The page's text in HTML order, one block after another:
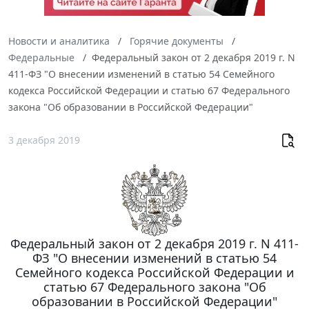
Новости и аналитика
Горячие документы
Федеральные
Федеральный закон от 2 декабря 2019 г. N
411-ФЗ "О внесении изменений в статью 54 Семейного
кодекса Российской Федерации и статью 67 Федерального
закона "Об образовании в Российской Федерации"
3 декабря 2019
Федеральный закон от 2 декабря 2019 г. N 411-
ФЗ "О внесении изменений в статью 54
Семейного кодекса Российской Федерации и
статью 67 Федерального закона "Об
образовании в Российской Федерации"